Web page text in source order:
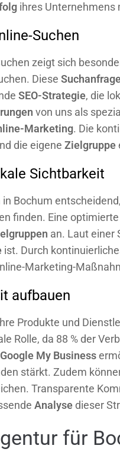
ihres Unternehmens
Suchen
zeigt sich
Diese
SEO-Strategie, die
von uns als
Marketing. Die
die eigene Zielgruppe
Sichtbarkeit
Bochum
finden. Eine optimierte
an. Laut einer
ist. Durch
Marketing-
aufbauen
Produkte und
Rolle, da 88 % der
Google My Business
stärkt. Zudem
Transparente
Analyse dieser
für